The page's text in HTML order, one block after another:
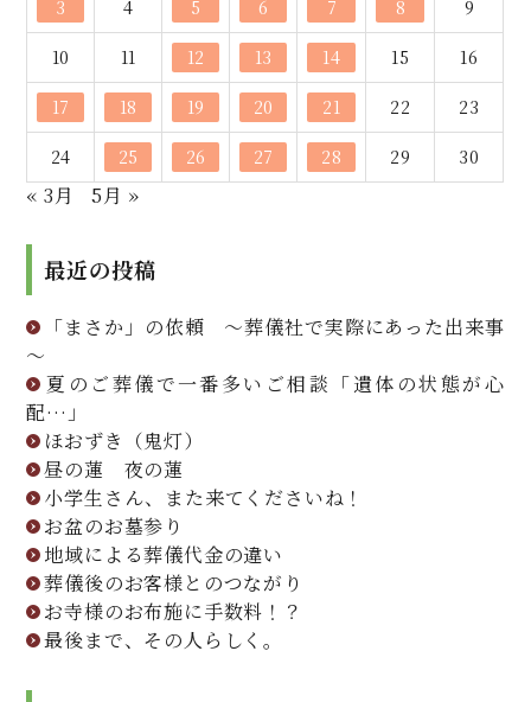
3
4 5 6 7 8 9
10 11 12 13 14 15 16
17 18 19 20 21 22 23
24 25 26 27 28 29 30
« 3月 5月 »
最近の投稿
「まさか」の依頼 ～葬儀社で実際にあった出来事
～
夏のご葬儀で一番多いご相談「遺体の状態が心
配…」
ほおずき（鬼灯）
昼の蓮 夜の蓮
小学生さん、また来てくださいね！
お盆のお墓参り
地域による葬儀代金の違い
葬儀後のお客様とのつながり
お寺様のお布施に手数料！？
最後まで、その人らしく。